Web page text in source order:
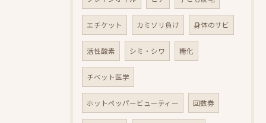
エチケット カミソリ負け 身体のサビ
活性酸素 シミ・シワ 糖化
チベット医学
ホットペッパービューティー 回数券